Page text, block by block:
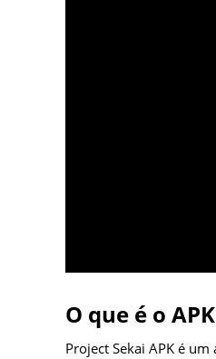
O que é o
Project Sekai APK é